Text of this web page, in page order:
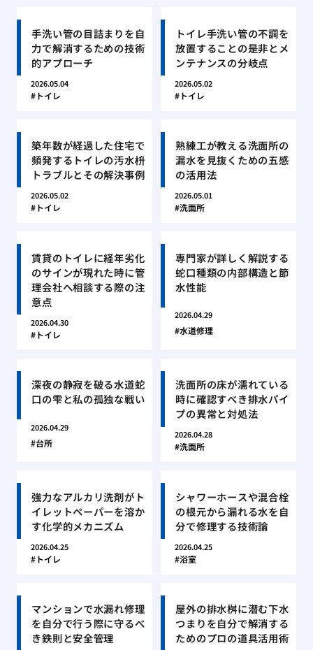
手洗い管の目詰まりを自
力で解消するための技術
的アプローチ
2026.05.04
トイレ
トイレ手洗い管の不調を
放置することの是非とメ
ンテナンスの分岐点
2026.05.02
トイレ
築年数が経過した住宅で
頻発するトイレの汚水枡
トラブルとその解決事例
2026.05.02
トイレ
熟練工が教える洗面所の
漏水を見抜くための五感
の活用法
2026.05.01
洗面所
賃貸のトイレに経年劣化
のサインが現れた時に管
理会社へ相談する際の注
意点
2026.04.30
トイレ
専門家が詳しく解説する
蛇口種類の内部構造と節
水性能
2026.04.29
水道修理
深夜の静寂を破る水道蛇
口の雫と私の孤独な戦い
2026.04.29
台所
洗面所の床が濡れている
時に確認すべき排水パイ
プの異常と対処法
2026.04.28
洗面所
強力なアルカリ洗剤がト
イレットペーパーを溶か
す化学的メカニズム
2026.04.25
トイレ
シャワーホースや混合栓
の根元から漏れる水を自
分で修理する技術論
2026.04.25
浴室
マンションで水漏れ修理
を自分で行う際に守るべ
き鉄則と安全管理
屋外の排水桝に潜む下水
つまりを自分で解消する
ためのプロの道具活用術